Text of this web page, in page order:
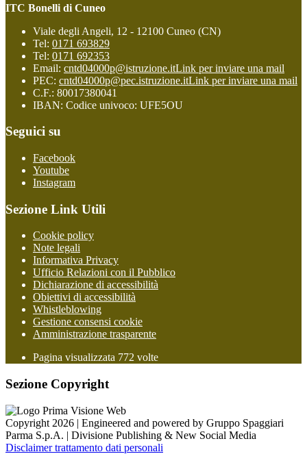
ITC Bonelli di Cuneo
Viale degli Angeli, 12 - 12100 Cuneo (CN)
Tel: 0171 693829
Tel: 0171 692353
Email: cntd04000p@istruzione.itLink per inviare una mail
PEC: cntd04000p@pec.istruzione.itLink per inviare una mail
C.F.: 80017380041
IBAN: Codice univoco: UFE5OU
Seguici su
Facebook
Youtube
Instagram
Sezione Link Utili
Cookie policy
Note legali
Informativa Privacy
Ufficio Relazioni con il Pubblico
Dichiarazione di accessibilità
Obiettivi di accessibilità
Whistleblowing
Gestione consensi cookie
Amministrazione trasparente
Pagina visualizzata 772 volte
Sezione Copyright
Copyright 2026 | Engineered and powered by Gruppo Spaggiari
Parma S.p.A. | Divisione Publishing & New Social Media
Disclaimer trattamento dati personali